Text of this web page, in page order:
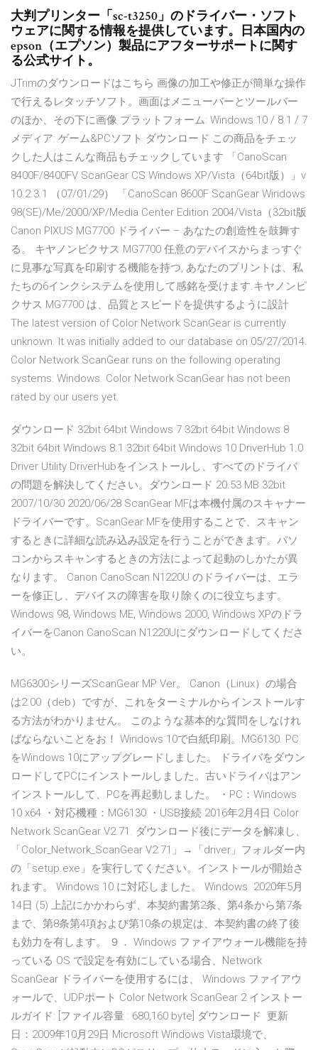
大判プリンター「sc-t3250」のドライバー・ソフト
ウェアに関する情報を提供しています。日本国内の
epson（エプソン）製品にアフターサポートに関す
る公式サイト。
JTrimのダウンロードはこちら 画像の加工や修正が簡単な操作
で行えるレタッチソフト。画面はメニューバーとツールバー
のほか、その下に画像 プラットフォーム: Windows 10 / 8.1 / 7
メディア: ゲーム&PCソフト ダウンロード この商品をチェッ
クした人はこんな商品もチェックしています 「CanoScan
8400F/8400FV ScanGear CS Windows XP/Vista（64bit版）」v
10.2.3.1 （07/01/29） 「CanoScan 8600F ScanGear Windows
98(SE)/Me/2000/XP/Media Center Edition 2004/Vista（32bit版
Canon PIXUS MG7700 ドライバー – あなたの創造性を鼓舞す
る。 キヤノンピクサス MG7700 任意のデバイスからまっすぐ
に見事な写真を印刷する機能を持つ, あなたのプリントは、私
たちの6インクシステムを使用して感銘を受けます.キヤノンピ
クサス MG7700 は、品質とスピードを提供するように設計
The latest version of Color Network ScanGear is currently
unknown. It was initially added to our database on 05/27/2014.
Color Network ScanGear runs on the following operating
systems: Windows. Color Network ScanGear has not been
rated by our users yet.
ダウンロード 32bit 64bit Windows 7 32bit 64bit Windows 8
32bit 64bit Windows 8.1 32bit 64bit Windows 10 DriverHub 1.0
Driver Utility DriverHubをインストールし、すべてのドライバ
の問題を解決してください。ダウンロード 20.53 MB 32bit
2007/10/30 2020/06/28 ScanGear MFは本機付属のスキャナー
ドライバーです。ScanGear MFを使用することで、スキャン
するときに詳細な読み込み設定を行うことができます。パソ
コンからスキャンするときの方法によって起動のしかたが異
なります。 Canon CanoScan N1220U のドライバーは、エラ
ーを修正し、デバイスの障害を取り除くのに役立ちます。
Windows 98, Windows ME, Windows 2000, Windows XPのドラ
イバーをCanon CanoScan N1220Uにダウンロードしてくださ
い。
MG6300シリーズScanGear MP Ver。 Canon（Linux）の場合
は2.00（deb）ですが、これをターミナルからインストールす
る方法がわかりません。 このような基本的な質問をしなけれ
ばならないことをお！ Windows 10で白紙印刷。MG6130. PC
をWindows 10にアップグレードしました。 ドライバをダウン
ロードしてPCにインストールしました。古いドライバはアン
インストールして、PCを再起動しました。 ・PC：Windows
10 x64 ・対応機種：MG6130 ・USB接続 2016年2月4日 Color
Network ScanGear V2.71. ダウンロード後にデータを解凍し、
「Color_Network_ScanGear V2.71」→「driver」フォルダー内
の「setup.exe」を実行してください。インストールが開始さ
れます。 Windows 10 に対応しました。 Windows 2020年5月
14日 (5) 上記にかかわらず、本契約書第2条、第4条から第7条
まで、第8条第4項および第10条の規定は、本契約書の終了後
も効力を有します。 ９． Windows ファイアウォール機能を持
っている OS で設定を有効にしている場合、Network
ScanGear ドライバーを使用するには、 Windows ファイアウ
ォールで、UDPポート Color Network ScanGear 2 インストー
ルガイド: [ファイル容量 : 680,160 byte] ダウンロード 更新
日：2009年10月29日 Microsoft Windows Vista環境で、